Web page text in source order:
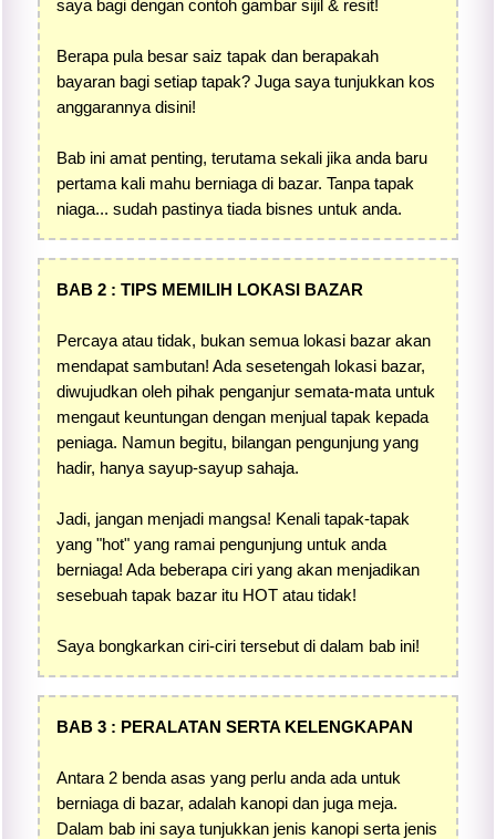
saya bagi dengan contoh gambar sijil & resit!
Berapa pula besar saiz tapak dan berapakah
bayaran bagi setiap tapak? Juga saya tunjukkan kos
anggarannya disini!
Bab ini amat penting, terutama sekali jika anda baru
pertama kali mahu berniaga di bazar. Tanpa tapak
niaga... sudah pastinya tiada bisnes untuk anda.
BAB 2 : TIPS MEMILIH LOKASI BAZAR
Percaya atau tidak, bukan semua lokasi bazar akan
mendapat sambutan! Ada sesetengah lokasi bazar,
diwujudkan oleh pihak penganjur semata-mata untuk
mengaut keuntungan dengan menjual tapak kepada
peniaga. Namun begitu, bilangan pengunjung yang
hadir, hanya sayup-sayup sahaja.
Jadi, jangan menjadi mangsa! Kenali tapak-tapak
yang "hot" yang ramai pengunjung untuk anda
berniaga! Ada beberapa ciri yang akan menjadikan
sesebuah tapak bazar itu HOT atau tidak!
Saya bongkarkan ciri-ciri tersebut di dalam bab ini!
BAB 3 : PERALATAN SERTA KELENGKAPAN
Antara 2 benda asas yang perlu anda ada untuk
berniaga di bazar, adalah kanopi dan juga meja.
Dalam bab ini saya tunjukkan jenis kanopi serta jenis